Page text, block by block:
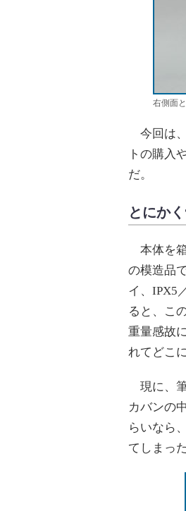
右側面
今回は
トの購入
だ。
とにか
本体を
の模造品
イ、IPX5
ると、こ
重量感故
れてどこ
現に、筆
カバンの
らいなら
てしまっ